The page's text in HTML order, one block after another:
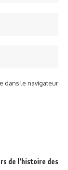
dans le navigateur
de l’histoire des